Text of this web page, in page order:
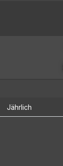
Jährlich